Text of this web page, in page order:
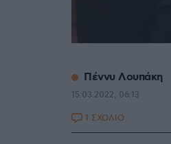
Πέννυ Λουπάκη
15.03.2022, 06:13
1 ΣΧΟΛΙΟ